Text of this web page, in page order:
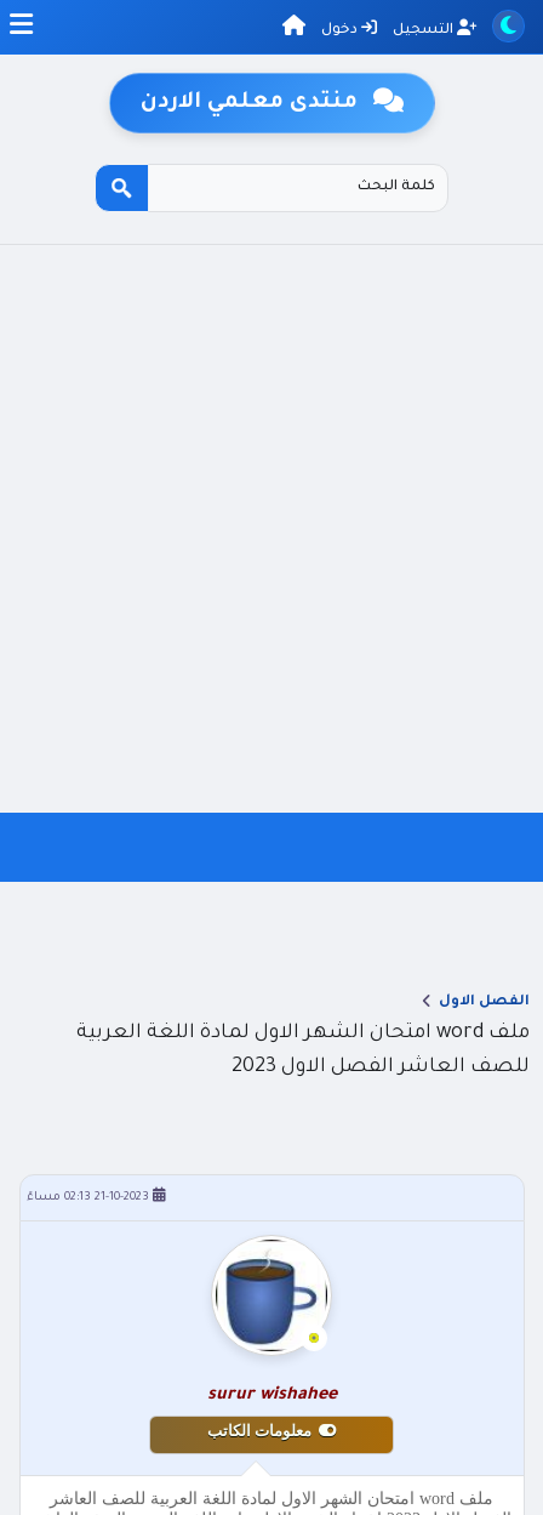
التسجيل دخول
منتدى معلمي الاردن
الفصل الاول
ملف word امتحان الشهر الاول لمادة اللغة العربية
للصف العاشر الفصل الاول 2023
21-10-2023 02:13 مساءً
surur wishahee
معلومات الكاتب
ملف word امتحان الشهر الاول لمادة اللغة العربية للصف العاشر